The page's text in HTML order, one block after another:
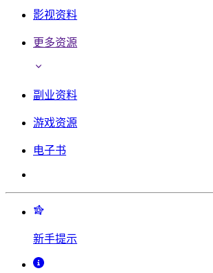
影视资料
更多资源
副业资料
游戏资源
电子书
新手提示